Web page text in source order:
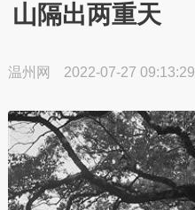
山隔出两重天
温州网 2022-07-27 09:13:29